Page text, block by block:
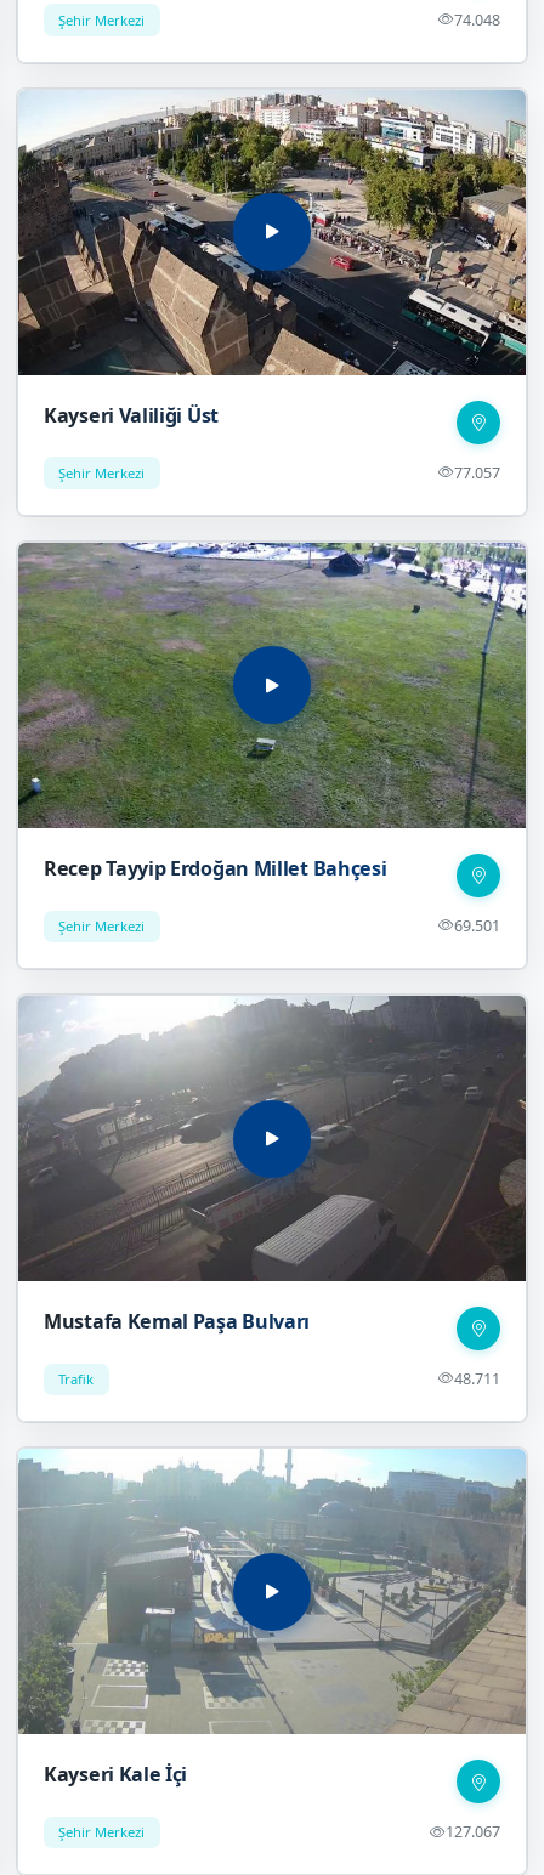
Şehir Merkezi 74.048
Kayseri Valiliği Üst
Şehir Merkezi 77.057
Recep Tayyip Erdoğan Millet Bahçesi
Şehir Merkezi 69.501
Mustafa Kemal Paşa Bulvarı
Trafik 48.711
Kayseri Kale İçi
Şehir Merkezi 127.067